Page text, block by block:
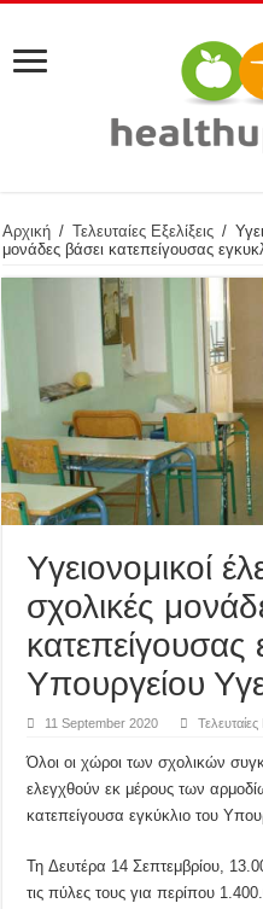
Αρχική / Τελευταίες Εξελίξεις /
μονάδες βάσει κατεπείγουσας
Υγειονομικοί
σχολικές
κατεπείγουσας
Υπουργείου
11 September 2020 Τελευταίες
Όλοι οι χώροι των σχολικών
ελεγχθούν εκ μέρους των
κατεπείγουσα εγκύκλιο του
Τη Δευτέρα 14 Σεπτεμβρίου,
τις πύλες τους για περίπου